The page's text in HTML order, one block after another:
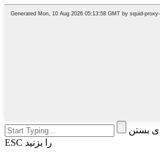
بستن
ESC را بزنید